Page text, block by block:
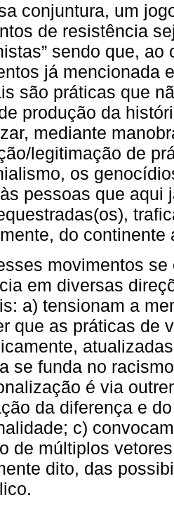
conjuntura, um
de resistência
sendo que,
já mencionada
são práticas que
produção da
mediante
legitimação de
os
pessoas que aqui
do continente
movimentos
em diversas
a) tensionam a
que as práticas de
se funda no
é via
da diferença e
c)
de múltiplos
dito, das